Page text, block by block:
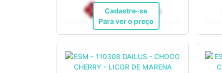
Cadastre-se
Para ver o preço
R$ 12,10 Pix